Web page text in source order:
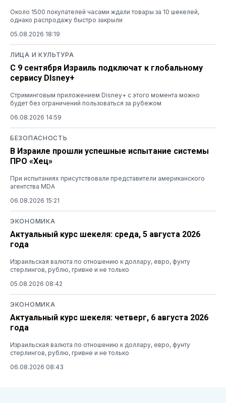
Около 1500 покупателей часами ждали товары за 10 шекелей,
однако распродажу быстро закрыли
05.08.2026 18:19
ЛИЦА И КУЛЬТУРА
С 9 сентября Израиль подключат к глобальному
сервису DIsney+
Стриминговым приложением Disney+ с этого момента можно
будет без ограничений пользоваться за рубежом
06.08.2026 14:59
БЕЗОПАСНОСТЬ
В Израиле прошли успешные испытание системы
ПРО «Хец»
При испытаниях присутствовали представители американского
агентства MDA
06.08.2026 15:21
ЭКОНОМИКА
Актуальный курс шекеля: среда, 5 августа 2026
года
Израильская валюта по отношению к доллару, евро, фунту
стерлингов, рублю, гривне и не только
05.08.2026 08:42
ЭКОНОМИКА
Актуальный курс шекеля: четверг, 6 августа 2026
года
Израильская валюта по отношению к доллару, евро, фунту
стерлингов, рублю, гривне и не только
06.08.2026 08:43